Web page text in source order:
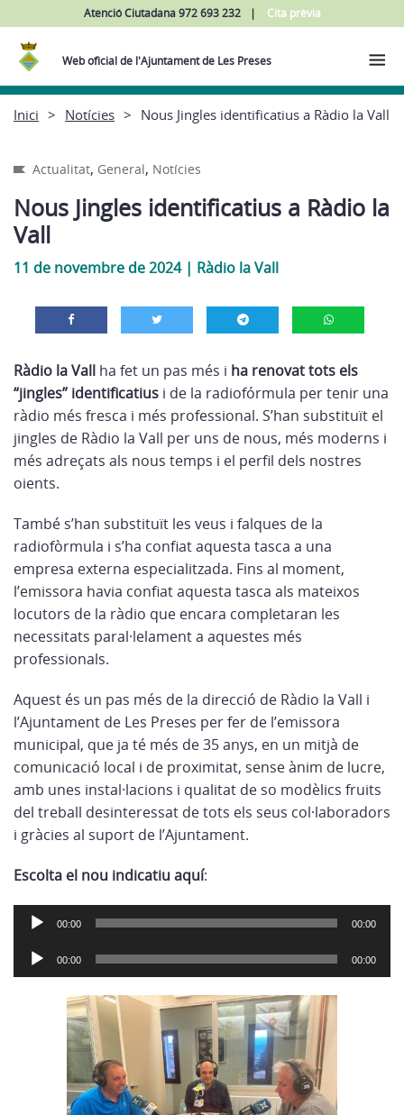
Atenció Ciutadana 972 693 232 Cita prèvia
Web oficial de l'Ajuntament de Les Preses
Inici Notícies Nous Jingles identificatius a Ràdio la Vall
Actualitat, General, Notícies
Nous Jingles identificatius a Ràdio la
Vall
11 de novembre de 2024| Ràdio la Vall
Ràdio la Vall ha fet un pas més i ha renovat tots els
“jingles” identificatius i de la radiofórmula per tenir una
ràdio més fresca i més professional. S’han substituït el
jingles de Ràdio la Vall per uns de nous, més moderns i
més adreçats als nous temps i el perfil dels nostres
oients.
També s’han substituït les veus i falques de la
radiofòrmula i s’ha confiat aquesta tasca a una
empresa externa especialitzada. Fins al moment,
l’emissora havia confiat aquesta tasca als mateixos
locutors de la ràdio que encara completaran les
necessitats paral·lelament a aquestes més
professionals.
Aquest és un pas més de la direcció de Ràdio la Vall i
l’Ajuntament de Les Preses per fer de l’emissora
municipal, que ja té més de 35 anys, en un mitjà de
comunicació local i de proximitat, sense ànim de lucre,
amb unes instal·lacions i qualitat de so modèlics fruits
del treball desinteressat de tots els seus col·laboradors
i gràcies al suport de l’Ajuntament.
Escolta el nou indicatiu aquí:
Reproductor
00:00 00:00
Reproductor
d'àudio
00:00 00:00